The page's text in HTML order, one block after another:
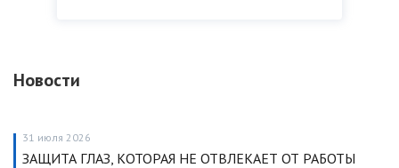
Новости
31 июля 2026
ЗАЩИТА ГЛАЗ, КОТОРАЯ НЕ ОТВЛЕКАЕТ ОТ РАБОТЫ